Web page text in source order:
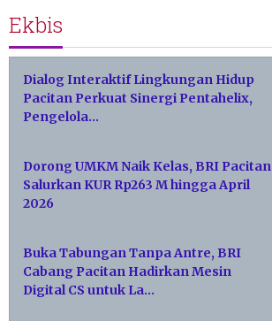
Ekbis
Dialog Interaktif Lingkungan Hidup
Pacitan Perkuat Sinergi Pentahelix,
Pengelola…
Dorong UMKM Naik Kelas, BRI Pacitan
Salurkan KUR Rp263 M hingga April
2026
Buka Tabungan Tanpa Antre, BRI
Cabang Pacitan Hadirkan Mesin
Digital CS untuk La…